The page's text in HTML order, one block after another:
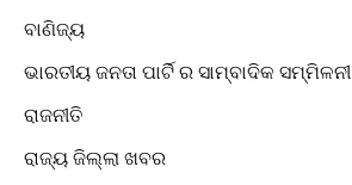
ବାଣିଜ୍ୟ
ଭାରତୀୟ ଜନତା ପାର୍ଟି ର ସାମ୍ବାଦିକ ସମ୍ମିଳନୀ
ରାଜନୀତି
ରାଜ୍ୟ ଜିଲ୍ଲା ଖବର